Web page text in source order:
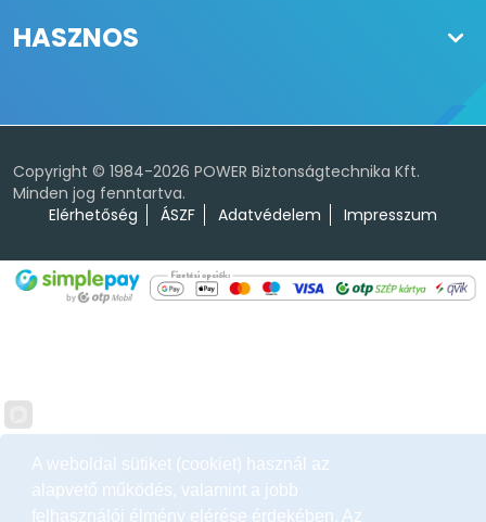
HASZNOS
Copyright © 1984-2026 POWER Biztonságtechnika Kft.
Minden jog fenntartva.
Elérhetőség
ÁSZF Adatvédelem Impresszum
A weboldal sütiket (cookiet) használ az
alapvető működés, valamint a jobb
felhasználói élmény elérése érdekében. Az